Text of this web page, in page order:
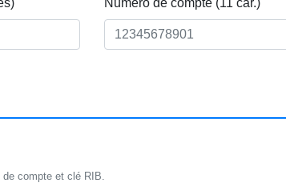
Numéro de compte (11 car.)
compte et clé RIB.